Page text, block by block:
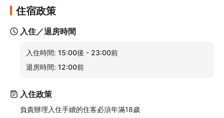
住宿政策
入住／退房時間
入住時間: 15:00後 - 23:00前
退房時間: 12:00前
入住政策
負責辦理入住手續的住客必須年滿18歲